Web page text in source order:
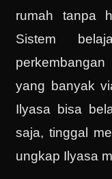
rumah tanpa
Sistem
yang banyak
Ilyasa bisa
saja, tinggal
ungkap Ilyasa